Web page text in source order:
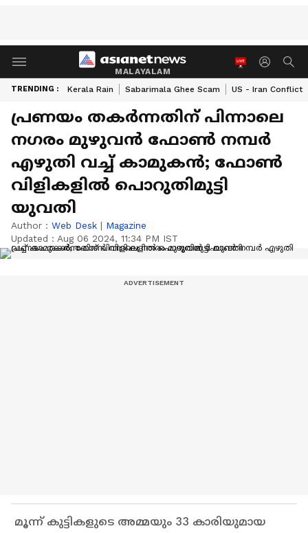
MALAYALAM
TRENDING : Kerala Rain Sabarimala Ghee Scam US - Iran Conflict
പ്രണയം തകർന്നതിന് പിന്നാലെ
നഗരം മുഴുവൻ ഫോൺ നമ്പർ
എഴുതി വച്ച് കാമുകൻ; ഫോൺ
വിളികളിൽ പൊറുതിമുട്ടി
യുവതി
Author : Web Desk | Magazine
Updated : Aug 06 2024, 11:34 PM IST
മൂന്ന് കുട്ടികളുടെ അമ്മയും 33 കാരിയുമായ